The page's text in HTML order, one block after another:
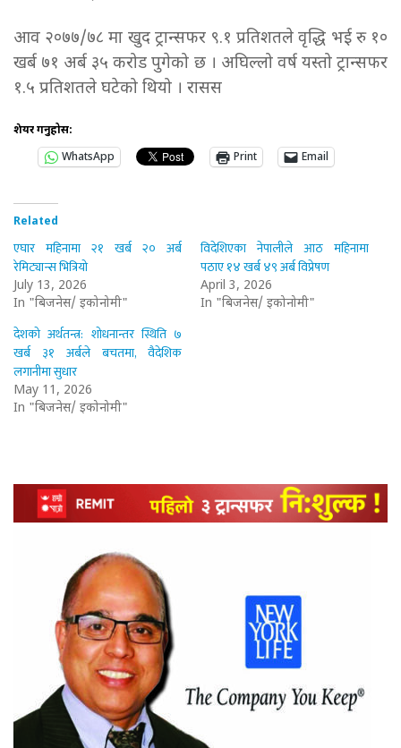
आव २०७७/७८ मा खुद ट्रान्सफर ९.१ प्रतिशतले वृद्धि भई रु १०
खर्ब ७१ अर्ब ३५ करोड पुगेको छ । अघिल्लो वर्ष यस्तो ट्रान्सफर
१.५ प्रतिशतले घटेको थियो । रासस
शेयर गर्नुहोस:
WhatsApp
Print Email
Related
एघार महिनामा २१ खर्ब २० अर्ब
रेमिट्यान्स भित्रियो
July 13, 2026
In "बिजनेस/ इकोनोमी"
विदेशिएका नेपालीले आठ महिनामा
पठाए १४ खर्ब ४९ अर्ब विप्रेषण
April 3, 2026
In "बिजनेस/ इकोनोमी"
देशको अर्थतन्त्र: शोधनान्तर स्थिति ७
खर्ब ३१ अर्बले बचतमा, वैदेशिक
लगानीमा सुधार
May 11, 2026
In "बिजनेस/ इकोनोमी"